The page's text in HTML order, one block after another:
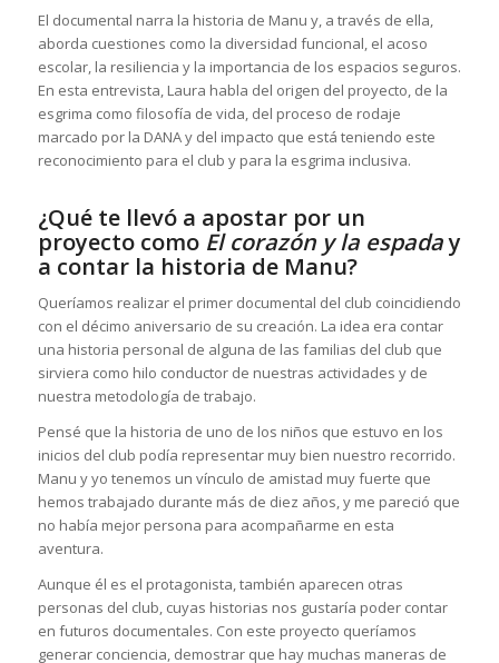
El documental narra la historia de Manu y, a través de ella,
aborda cuestiones como la diversidad funcional, el acoso
escolar, la resiliencia y la importancia de los espacios seguros.
En esta entrevista, Laura habla del origen del proyecto, de la
esgrima como filosofía de vida, del proceso de rodaje
marcado por la DANA y del impacto que está teniendo este
reconocimiento para el club y para la esgrima inclusiva.
¿Qué te llevó a apostar por un
proyecto como El corazón y la espaday
a contar la historia de Manu?
Queríamos realizar el primer documental del club coincidiendo
con el décimo aniversario de su creación. La idea era contar
una historia personal de alguna de las familias del club que
sirviera como hilo conductor de nuestras actividades y de
nuestra metodología de trabajo.
Pensé que la historia de uno de los niños que estuvo en los
inicios del club podía representar muy bien nuestro recorrido.
Manu y yo tenemos un vínculo de amistad muy fuerte que
hemos trabajado durante más de diez años, y me pareció que
no había mejor persona para acompañarme en esta
aventura.
Aunque él es el protagonista, también aparecen otras
personas del club, cuyas historias nos gustaría poder contar
en futuros documentales. Con este proyecto queríamos
generar conciencia, demostrar que hay muchas maneras de